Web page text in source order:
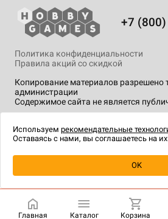
Уведомить о
+7
Копирование материалов разрешено
администрации
Содержимое сайта не является
Политика конфиденциальности
Правила акций со скидкой
технологии.
Главная Каталог Корзина
Используем рекомендательные
Оставаясь с нами, вы соглашаетесь на
OK